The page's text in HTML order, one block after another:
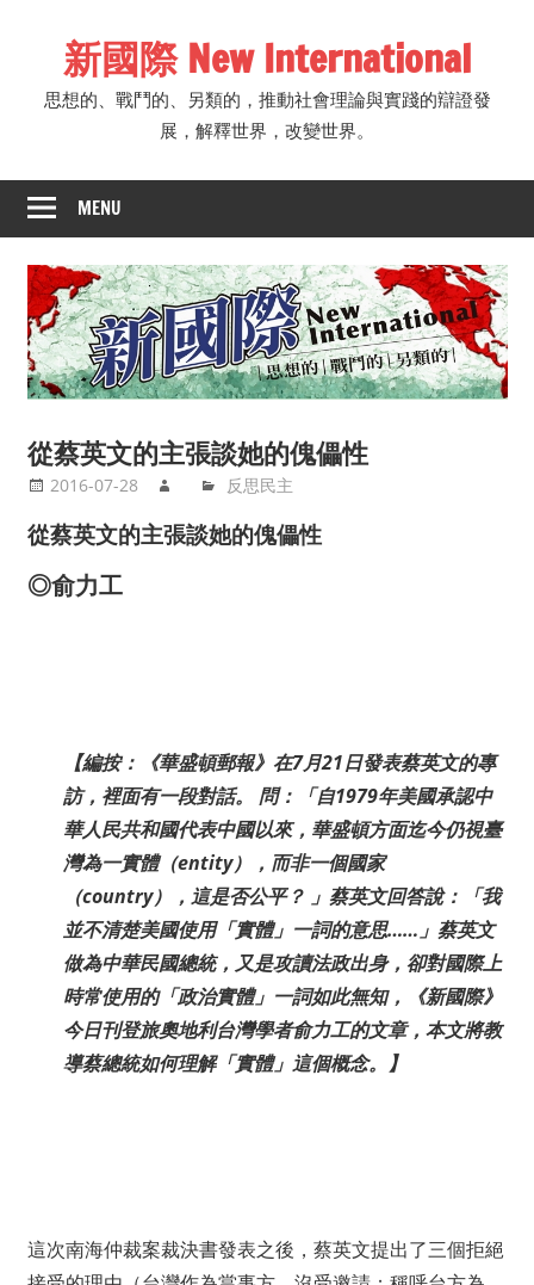
新國際 New International
思想的、戰鬥的、另類的，推動社會理論與實踐的辯證發
展，解釋世界，改變世界。
MENU
從蔡英文的主張談她的傀儡性
2016-07-28 反思民主
從蔡英文的主張談她的傀儡性
◎俞力工
【編按：《華盛頓郵報》在7月21日發表蔡英文的專
訪，裡面有一段對話。 問：「自1979年美國承認中
華人民共和國代表中國以來，華盛頓方面迄今仍視臺
灣為一實體（entity），而非一個國家
（country），這是否公平？ 」蔡英文回答說：「我
並不清楚美國使用「實體」一詞的意思……」蔡英文
做為中華民國總統，又是攻讀法政出身，卻對國際上
時常使用的「政治實體」一詞如此無知，《新國際》
今日刊登旅奧地利台灣學者俞力工的文章，本文將教
導蔡總統如何理解「實體」這個概念。】
這次南海仲裁案裁決書發表之後，蔡英文提出了三個拒絕